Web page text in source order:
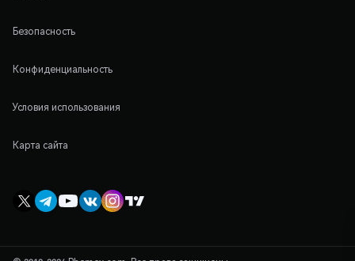
Безопасность
Конфиденциальность
Условия использования
Карта сайта